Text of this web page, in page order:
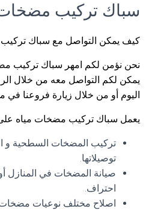
سباك تركيب مضخات
كيف يمكن التواصل مع سباك
نحن نؤمن لكم امهر سباك تركيب
يمكن لكم التواصل معه من خلال
اليوم أو من خلال زيارة فروعنا
يعمل سباك تركيب مضخات مياه
تركيب المضخات السطحية و
توصيلاتها.
صيانة المضخات في المنازل
احتراف.
اصلاح مختلف نوعيات مضخات